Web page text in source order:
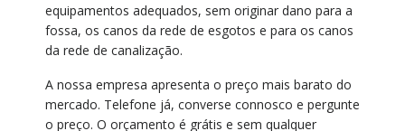
equipamentos adequados, sem originar dano para a
fossa, os canos da rede de esgotos e para os canos
da rede de canalização.
A nossa empresa apresenta o preço mais barato do
mercado. Telefone já, converse connosco e pergunte
o preço. O orçamento é grátis e sem qualquer